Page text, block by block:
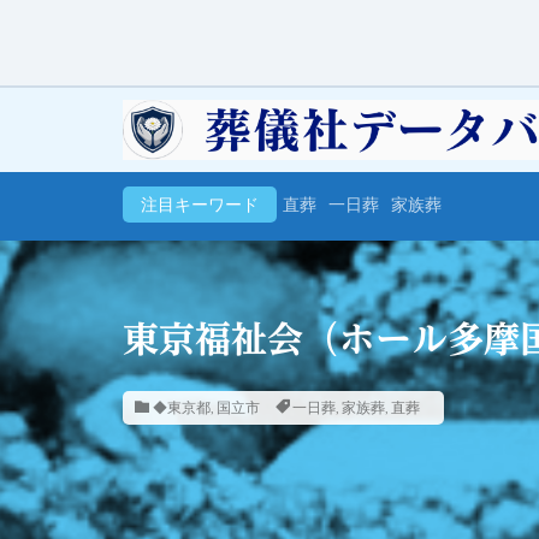
注目キーワード 直葬 一日葬 家族葬
東京福祉会（ホール多摩
◆東京都, 国立市 一日葬, 家族葬, 直葬